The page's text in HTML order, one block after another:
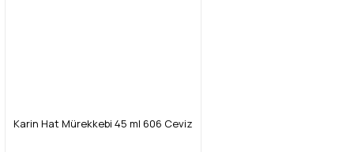
Karin Hat Mürekkebi 45 ml 606 Ceviz